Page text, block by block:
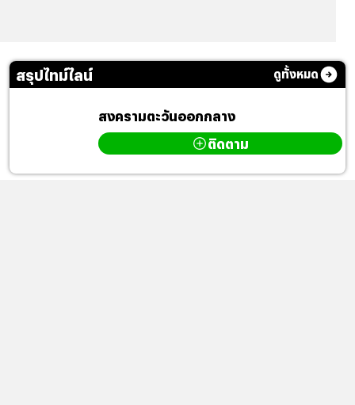
สรุปไทม์ไลน์ ดูทั้งหมด
สงครามตะวันออกกลาง
ติดตาม